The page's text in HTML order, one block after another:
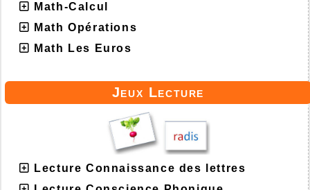
Math-Calcul
Math Opérations
Math Les Euros
Jeux Lecture
Lecture Connaissance des lettres